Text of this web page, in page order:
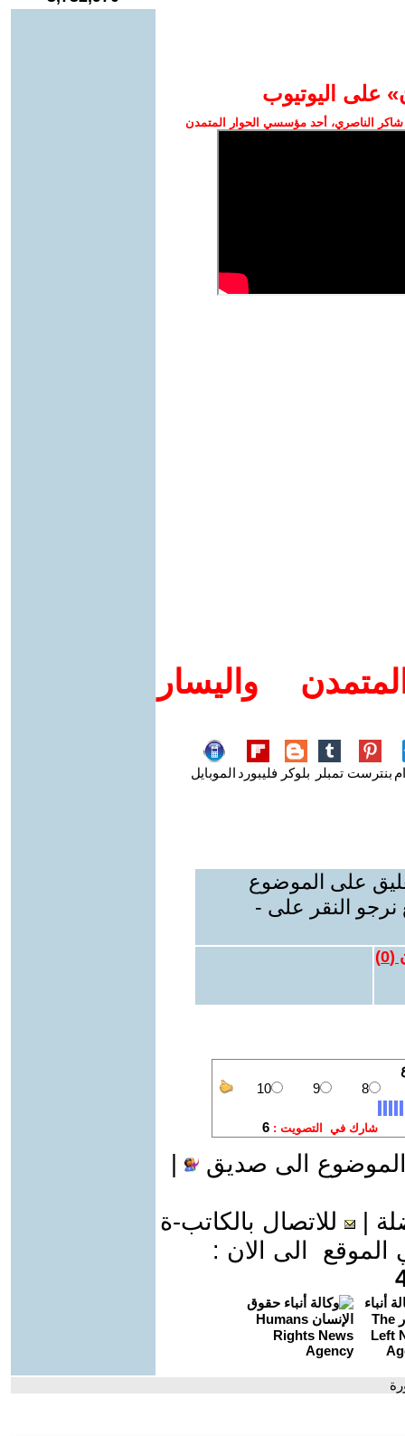
على اليوتيوب
الناصري، أحد مؤسسي الحوار المتمدن
واليسار
بنترست تمبلر بلوكر فليبورد الموبايل
على الموضوع
نرجو النقر على -
(
0
)
الى صديق
للاتصال بالكاتب-ة
الى الان :